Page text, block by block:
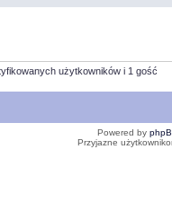
użytkowników i 1 gość
Powered by
Przyjazne